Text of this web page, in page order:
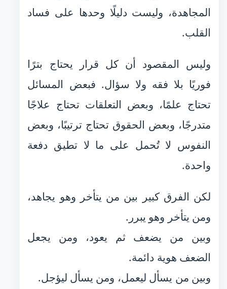
المجاهدة، وليست دليلًا وحدها على فساد
القلب.
وليس المقصود أن كل قرار يحتاج بترًا
فوريًا بلا فقه ولا سؤال. فبعض المسائل
تحتاج علمًا، وبعض التعلقات تحتاج علاجًا
متدرجًا، وبعض الحقوق تحتاج ترتيبًا، وبعض
النفوس لا تُحمل على ما لا تطيق دفعة
واحدة.
لكن الفرق كبير بين من يتأخر وهو يجاهد،
ومن يتأخر وهو يبرر.
وبين من يضعف ثم يعود، ومن يجعل
الضعف هوية دائمة.
وبين من يسأل ليعمل، ومن يسأل ليؤجل.